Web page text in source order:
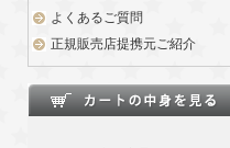
よくあるご質問
正規販売店提携元ご紹介